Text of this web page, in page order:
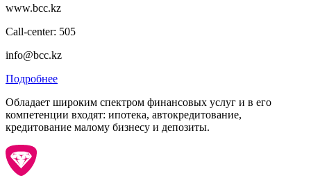
www.bcc.kz
Call-center: 505
info@bcc.kz
Подробнее
Обладает широким спектром финансовых услуг и в его
компетенции входят: ипотека, автокредитование,
кредитование малому бизнесу и депозиты.